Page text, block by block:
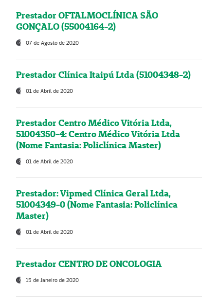
Prestador OFTALMOCLÍNICA SÃO
GONÇALO (55004164-2)
07 de Agosto de 2020
Prestador Clínica Itaipú Ltda (51004348-2)
01 de Abril de 2020
Prestador Centro Médico Vitória Ltda,
51004350-4: Centro Médico Vitória Ltda
(Nome Fantasia: Policlínica Master)
01 de Abril de 2020
Prestador: Vipmed Clínica Geral Ltda,
51004349-0 (Nome Fantasia: Policlínica
Master)
01 de Abril de 2020
Prestador CENTRO DE ONCOLOGIA
15 de Janeiro de 2020